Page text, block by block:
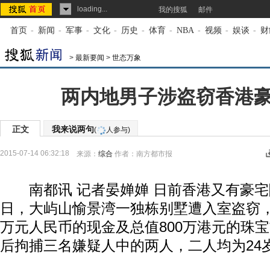
loading... 我的搜狐 邮件
首页 - 新闻 - 军事 - 文化 - 历史 - 体育 - NBA - 视频 - 娱谈 -
> 最新要闻 > 世态万象
两内地男子涉盗窃香港
正文 我来说两句( 人参与)
2015-07-14 06:32:18 来源： 综合 作者：南方都市报
南都讯 记者晏婵婵 日前香港又有豪宅
日，大屿山愉景湾一独栋别墅遭入室盗窃
万元人民币的现金及总值800万港元的珠
后拘捕三名嫌疑人中的两人，二人均为24